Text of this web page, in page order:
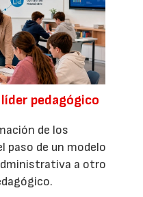
pedagógico
de los
paso de un modelo
a otro